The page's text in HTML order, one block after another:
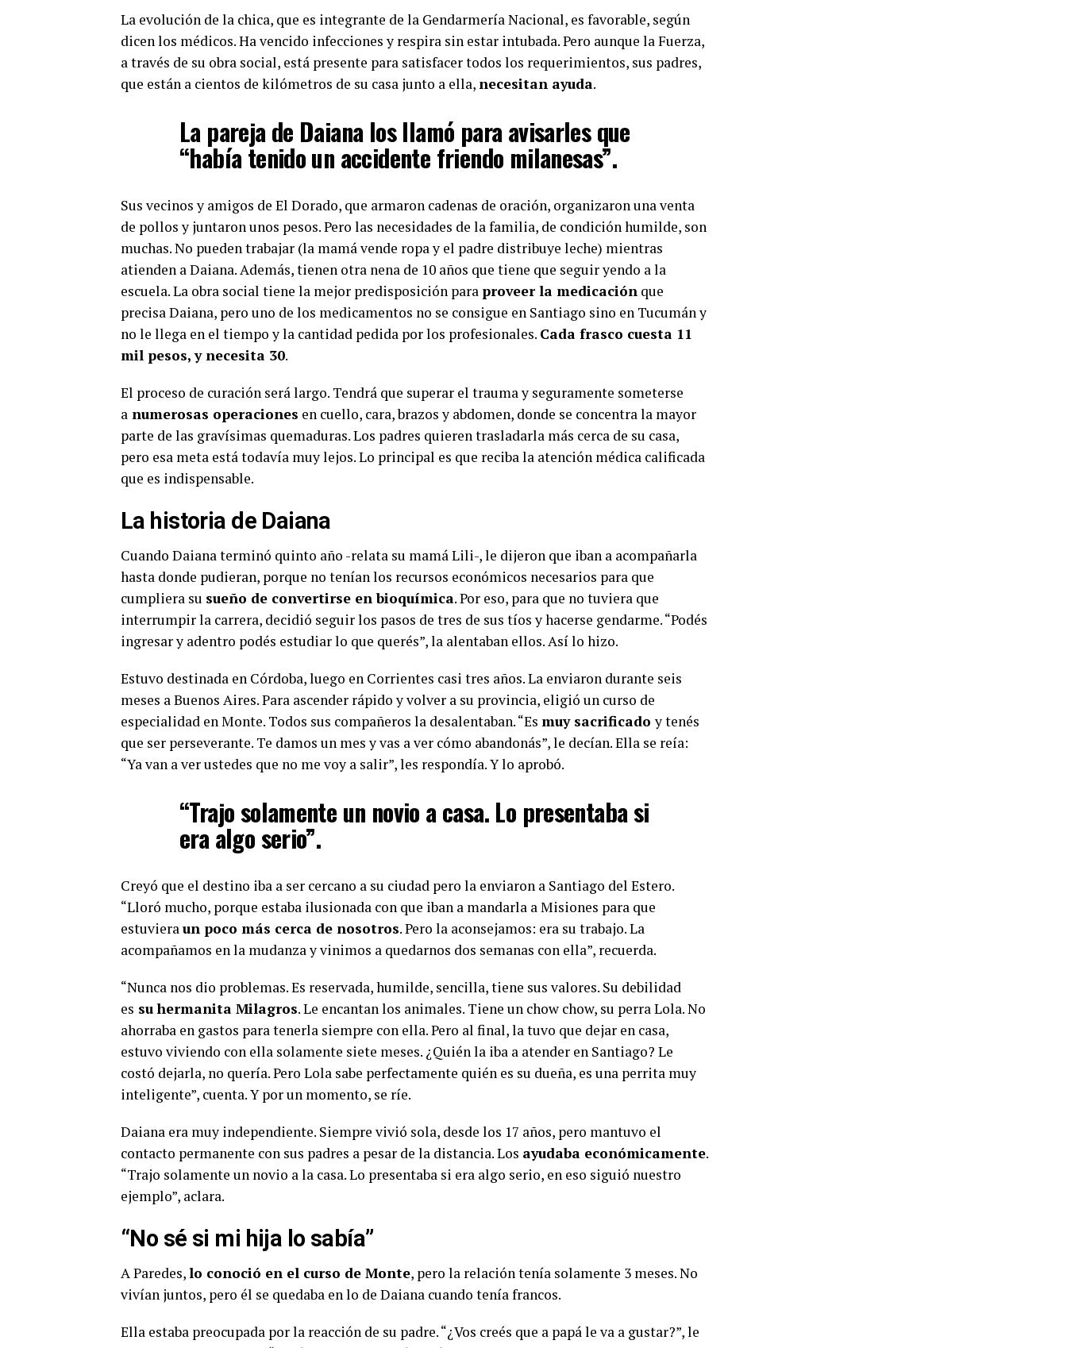
La evolución de la chica, que es integrante de la Gendarmería Nacional, es favorable, según
dicen los médicos. Ha vencido infecciones y respira sin estar intubada. Pero aunque la Fuerza,
a través de su obra social, está presente para satisfacer todos los requerimientos, sus padres,
que están a cientos de kilómetros de su casa junto a ella,necesitan ayuda.
La pareja de Daiana los llamó para avisarles que
“había tenido un accidente friendo milanesas”.
Sus vecinos y amigos de El Dorado, que armaron cadenas de oración, organizaron una venta
de pollos y juntaron unos pesos. Pero las necesidades de la familia, de condición humilde, son
muchas. No pueden trabajar (la mamá vende ropa y el padre distribuye leche) mientras
atienden a Daiana. Además, tienen otra nena de 10 años que tiene que seguir yendo a la
escuela. La obra social tiene la mejor predisposición para proveer la medicación que
precisa Daiana, pero uno de los medicamentos no se consigue en Santiago sino en Tucumán y
no le llega en el tiempo y la cantidad pedida por los profesionales. Cada frasco cuesta 11
mil pesos, y necesita 30.
El proceso de curación será largo. Tendrá que superar el trauma y seguramente someterse
a numerosas operaciones en cuello, cara, brazos y abdomen, donde se concentra la mayor
parte de las gravísimas quemaduras. Los padres quieren trasladarla más cerca de su casa,
pero esa meta está todavía muy lejos. Lo principal es que reciba la atención médica calificada
que es indispensable.
La historia de Daiana
Cuando Daiana terminó quinto año -relata su mamá Lili-, le dijeron que iban a acompañarla
hasta donde pudieran, porque no tenían los recursos económicos necesarios para que
cumpliera su sueño de convertirse en bioquímica. Por eso, para que no tuviera que
interrumpir la carrera, decidió seguir los pasos de tres de sus tíos y hacerse gendarme. “Podés
ingresar y adentro podés estudiar lo que querés”, la alentaban ellos. Así lo hizo.
Estuvo destinada en Córdoba, luego en Corrientes casi tres años. La enviaron durante seis
meses a Buenos Aires. Para ascender rápido y volver a su provincia, eligió un curso de
especialidad en Monte. Todos sus compañeros la desalentaban. “Es muy sacrificadoy tenés
que ser perseverante. Te damos un mes y vas a ver cómo abandonás”, le decían. Ella se reía:
“Ya van a ver ustedes que no me voy a salir”, les respondía. Y lo aprobó.
“Trajo solamente un novio a casa. Lo presentaba si
era algo serio”.
Creyó que el destino iba a ser cercano a su ciudad pero la enviaron a Santiago del Estero.
“Lloró mucho, porque estaba ilusionada con que iban a mandarla a Misiones para que
estuvieraun poco más cerca de nosotros. Pero la aconsejamos: era su trabajo. La
acompañamos en la mudanza y vinimos a quedarnos dos semanas con ella”, recuerda.
“Nunca nos dio problemas. Es reservada, humilde, sencilla, tiene sus valores. Su debilidad
es su hermanita Milagros. Le encantan los animales. Tiene un chow chow, su perra Lola. No
ahorraba en gastos para tenerla siempre con ella. Pero al final, la tuvo que dejar en casa,
estuvo viviendo con ella solamente siete meses. ¿Quién la iba a atender en Santiago? Le
costó dejarla, no quería. Pero Lola sabe perfectamente quién es su dueña, es una perrita muy
inteligente”, cuenta. Y por un momento, se ríe.
Daiana era muy independiente. Siempre vivió sola, desde los 17 años, pero mantuvo el
contacto permanente con sus padres a pesar de la distancia. Los ayudaba económicamente.
“Trajo solamente un novio a la casa. Lo presentaba si era algo serio, en eso siguió nuestro
ejemplo”, aclara.
“No sé si mi hija lo sabía”
A Paredes,lo conoció en el curso de Monte, pero la relación tenía solamente 3 meses. No
vivían juntos, pero él se quedaba en lo de Daiana cuando tenía francos.
Ella estaba preocupada por la reacción de su padre. “¿Vos creés que a papá le va a gustar?”, le